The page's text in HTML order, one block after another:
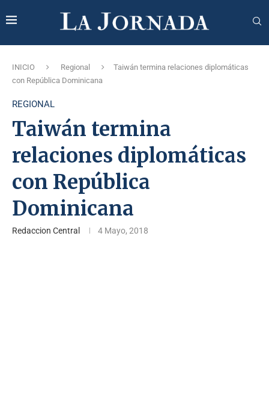
INICIO Regional
Taiwán termina relaciones diplomáticas
con República Dominicana
REGIONAL
Taiwán termina
relaciones diplomáticas
con República
Dominicana
Redaccion Central 4 Mayo, 2018